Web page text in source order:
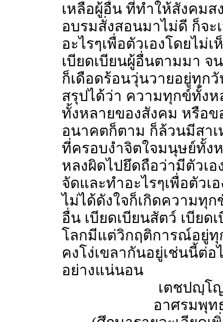
เหลือผู้อื่น ที่ทำให้สังคมส
อบรมสั่งสอนมาไม่ดี ก็จะ
อะไรๆเพื่อตัวเองโดยไม่
เบียดเบียนผู้อื่นตามมา จ
ก็เดือดร้อนวุ่นวายอยู่ทุก
สรุปได้ว่า ความทุกข์ทั้ง
ทั้งหลายของสังคม หรือ
อนาคตก็ตาม ก็ล้วนมีสา
ที่ครอบงำจิตใจมนุษย์ทั้ง
หลงผิดไปยึดถือว่ามีตัวเอ
จัดและทำอะไรๆเพื่อตัวเ
ไม่ได้ดังใจก็เกิดความทุก
อื่น เบียดเบียนสัตว์ เบียด
โลกมีแต่วิกฤติการณ์อยู่
คงโง่เขลากันอยู่เช่นนี้ต่
อย่างแน่นอน
เตชปญฺโ
อาศรมพุท